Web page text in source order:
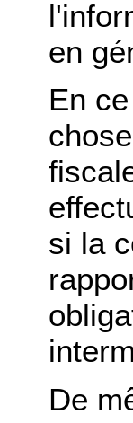
en
En
si la
De